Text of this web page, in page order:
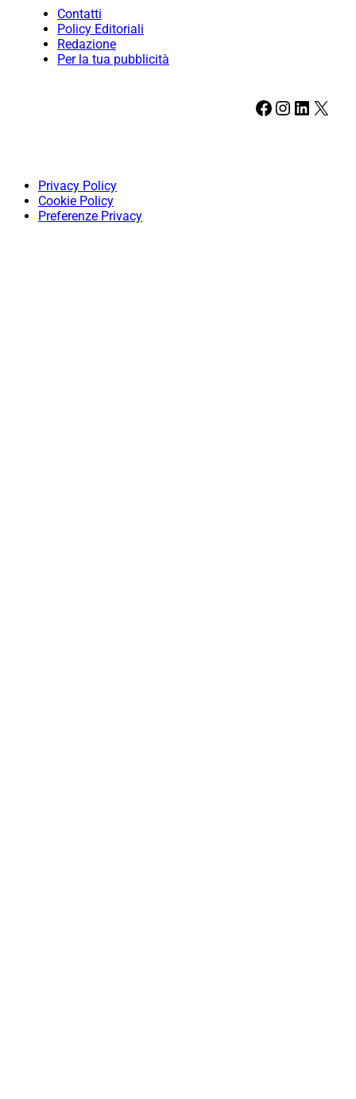
Contatti
Policy Editoriali
Redazione
Per la tua pubblicità
Facebook Instagram LinkedIn X
Privacy Policy
Cookie Policy
Preferenze Privacy